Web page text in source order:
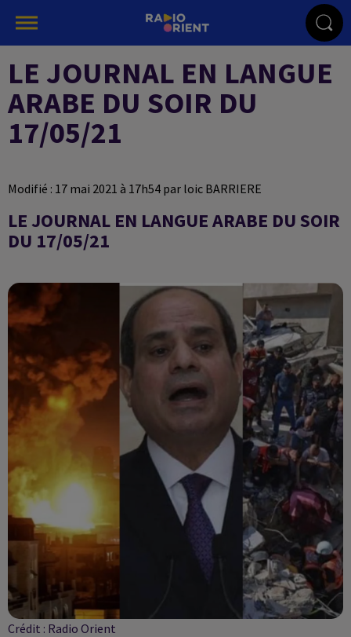
LE JOURNAL EN LANGUE
ARABE DU SOIR DU
17/05/21
Modifié : 17 mai 2021 à 17h54 par loic BARRIERE
LE JOURNAL EN LANGUE ARABE DU SOIR
DU 17/05/21
Crédit : Radio Orient